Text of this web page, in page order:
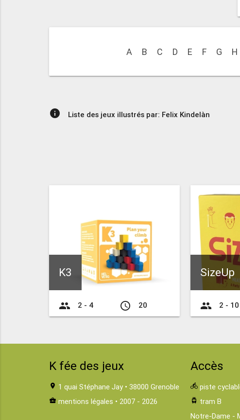
A B C D E F G H
info Liste des jeux illustrés par: Felix Kindelàn
K3
group 2 - 4 access_time 20
SizeUp
group 2 - 10
K fée des jeux
location_on 1 quai Stéphane Jay • 38000 Grenoble
business_center mentions légales • 2007 - 2026
Accès
directions_bike piste
tram tram B
Notre-Dame -